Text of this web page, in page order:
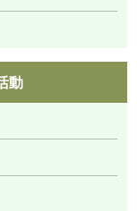
動